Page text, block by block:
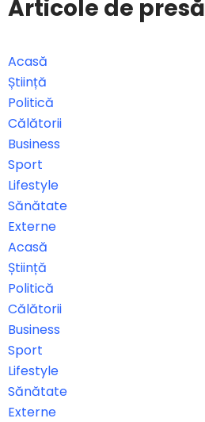
Articole de presă
Acasă
Știință
Politică
Călătorii
Business
Sport
Lifestyle
Sănătate
Externe
Acasă
Știință
Politică
Călătorii
Business
Sport
Lifestyle
Sănătate
Externe